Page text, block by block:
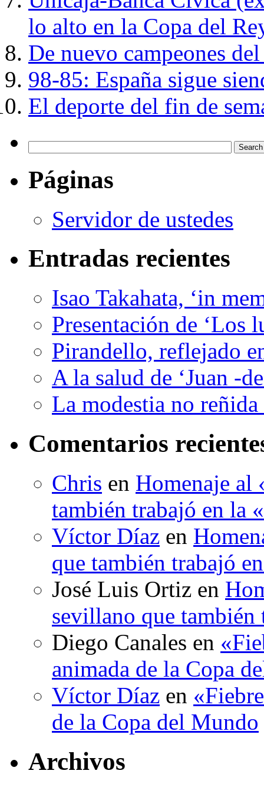
lo alto en la Copa del
De nuevo campeones
98-85: España sigue
El deporte del fin de
Páginas
Servidor de ustedes
Entradas recientes
Isao Takahata, ‘in
Presentación de ‘Los
Pirandello, reflejado
A la salud de ‘Juan -
La modestia no
Comentarios
Chris en Homenaje al
también trabajó en la
Víctor Díaz en
que también trabajó
José Luis Ortiz en
sevillano que
Diego Canales en
animada de la Copa
Víctor Díaz en
de la Copa del Mundo
Archivos